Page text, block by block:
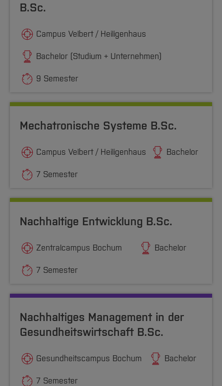
B.Sc.
Campus Velbert / Heiligenhaus
Bachelor (Studium + Unternehmen)
9 Semester
Mechatronische Systeme B.Sc.
Campus Velbert / Heiligenhaus Bachelor
7 Semester
Nachhaltige Entwicklung B.Sc.
Zentralcampus Bochum Bachelor
7 Semester
Nachhaltiges Management in der
Gesundheitswirtschaft B.Sc.
Gesundheitscampus Bochum Bachelor
7 Semester